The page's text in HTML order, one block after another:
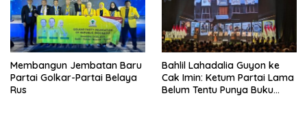
Membangun Jembatan Baru
Partai Golkar-Partai Belaya
Rus
Bahlil Lahadalia Guyon ke
Cak Imin: Ketum Partai Lama
Belum Tentu Punya Buku